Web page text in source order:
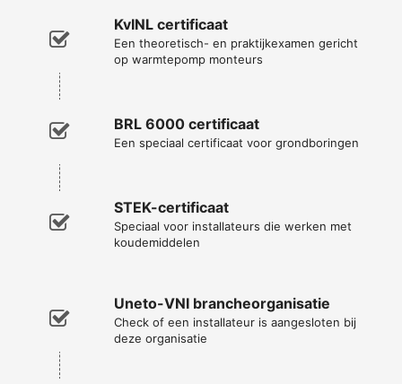
KvINL certificaat
Een theoretisch- en praktijkexamen gericht
op warmtepomp monteurs
BRL 6000 certificaat
Een speciaal certificaat voor grondboringen
STEK-certificaat
Speciaal voor installateurs die werken met
koudemiddelen
Uneto-VNI brancheorganisatie
Check of een installateur is aangesloten bij
deze organisatie